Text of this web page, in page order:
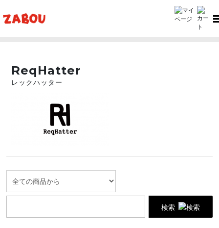
ReqHatter
レックハッター
検索